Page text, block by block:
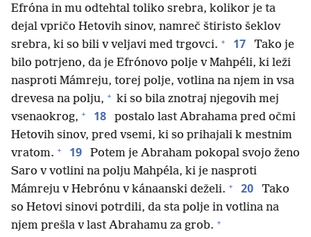
Efróna in mu odtehtal toliko srebra, kolikor je ta
dejal vpričo Hetovih sinov, namreč štiristo šeklov
srebra, ki so bili v veljavi med trgovci. + 17
Tako je
bilo potrjeno, da je Efrónovo polje v Mahpéli, ki leži
nasproti Mámreju, torej polje, votlina na njem in vsa
drevesa na polju, + ki so bila znotraj njegovih mej
vsenaokrog, + 18
postalo last Abrahama pred očmi
Hetovih sinov, pred vsemi, ki so prihajali k mestnim
vratom. + 19
Potem je Abraham pokopal svojo ženo
Saro v votlini na polju Mahpéla, ki je nasproti
Mámreju v Hebrónu v kánaanski deželi. + 20
Tako
so Hetovi sinovi potrdili, da sta polje in votlina na
njem prešla v last Abrahamu za grob. +